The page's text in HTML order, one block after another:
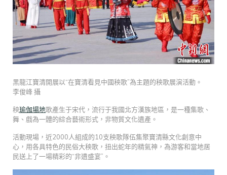
黑龍江寶清開展以“在寶清看見中國秧歌”為主題的秧歌展演活動。
李俊峰 攝
秧瑜伽場地歌產生于宋代，流行于我國北方漢族地區，是一種集歌、
舞、戲為一體的綜合藝術形式，非物質文化遺產。
活動現場，近2000人組成的10支秧歌隊伍集聚寶清縣文化創意中
心，用各具特色的民俗大秧歌，扭出蛇年的精氣神，為游客和當地居
民送上了一場精彩的“非遺盛宴”。